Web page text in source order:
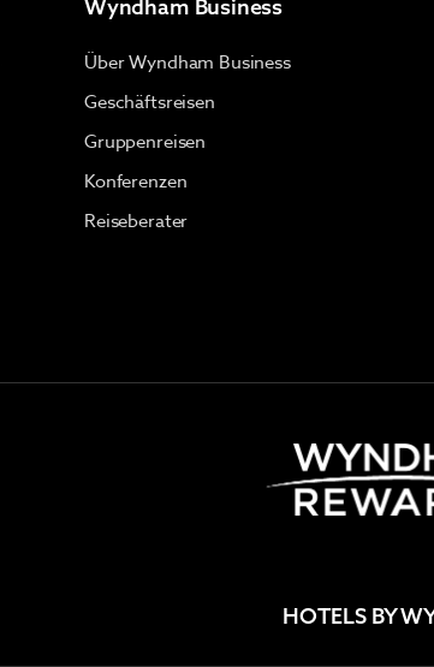
Wyndham Business
Über Wyndham Business
Geschäftsreisen
Gruppenreisen
Konferenzen
Reiseberater
HOTELS BY